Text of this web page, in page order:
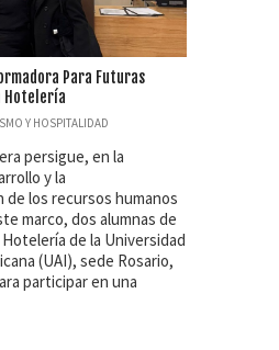
Para Futuras
Hotelería
Y HOSPITALIDAD
persigue, en la
y la
los recursos humanos
marco, dos alumnas de
de la Universidad
(UAI), sede Rosario,
participar en una